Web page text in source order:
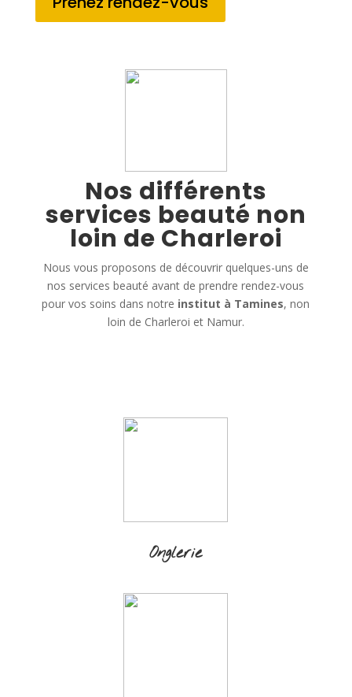
Nos différents
services beauté non
loin de Charleroi
Nous vous proposons de découvrir quelques-uns de
nos services beauté avant de prendre rendez-vous
pour vos soins dans notre institut à Tamines, non
loin de Charleroi et Namur.
Onglerie